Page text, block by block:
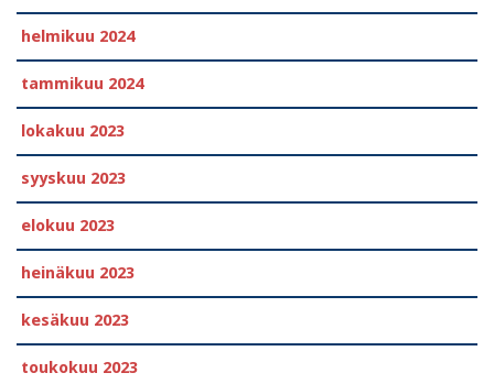
helmikuu 2024
tammikuu 2024
lokakuu 2023
syyskuu 2023
elokuu 2023
heinäkuu 2023
kesäkuu 2023
toukokuu 2023